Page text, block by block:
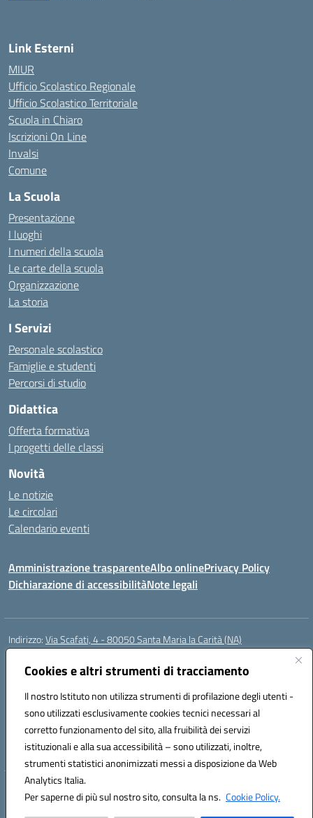
Cookies e altri strumenti di tracciamento
Il nostro Istituto non utilizza strumenti di profilazione degli utenti -
sono utilizzati esclusivamente cookies tecnici necessari al
corretto funzionamento del sito, alla fruibilità dei servizi
istituzionali e alla sua accessibilità – sono utilizzati, inoltre,
strumenti statistici anonimizzati messi a disposizione da Web
Analytics Italia.
Per saperne di più sul nostro sito, consulta la ns. Cookie Policy.
Link Esterni
MIUR
Ufficio Scolastico Regionale
Ufficio Scolastico Territoriale
Scuola in Chiaro
Iscrizioni On Line
Invalsi
Comune
La Scuola
Presentazione
I luoghi
I numeri della scuola
Le carte della scuola
Organizzazione
La storia
I Servizi
Personale scolastico
Famiglie e studenti
Percorsi di studio
Didattica
Offerta formativa
I progetti delle classi
Novità
Le notizie
Le circolari
Calendario eventi
Amministrazione trasparenteAlbo onlinePrivacy Policy
Dichiarazione di accessibilitàNote legali
Indirizzo:Via Scafati, 4 - 80050 Santa Maria la Carità (NA)
Centralino:
Posta elettronica certificata (PEC):NAEE21900T@pec.istruzione.it
Codice fiscale: 90016250632
Codice meccanografico:NAEE21900T
Codice Indice delle Pubbliche Amministrazioni (IPA): istsc_naee21900t
Codice unico di fatturazione (CUF): UFZ0X6
Hosting & Powered by 3D Solution S.r.l.
Concept & Design by Designers Italia